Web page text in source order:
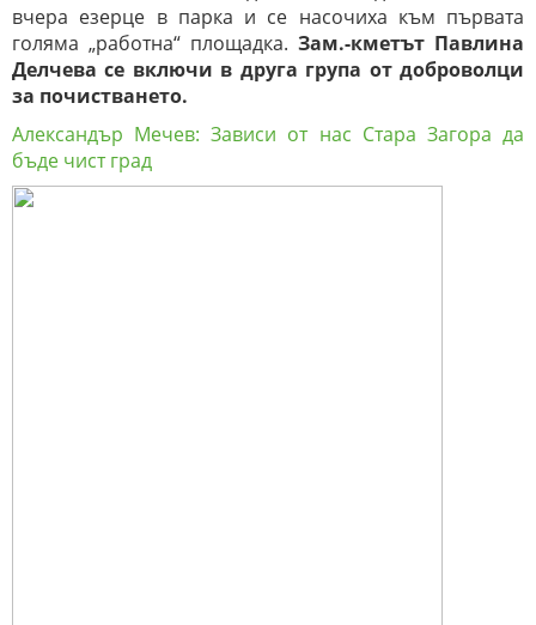
вчера езерце в парка и се насочиха към първата
голяма „работна“ площадка. Зам.-кметът Павлина
Делчева се включи в друга група от доброволци
за почистването.
Александър Мечев: Зависи от нас Стара Загора да
бъде чист град